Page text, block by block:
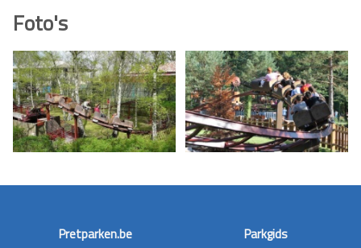
Foto's
Pretparken.be
Parkgids